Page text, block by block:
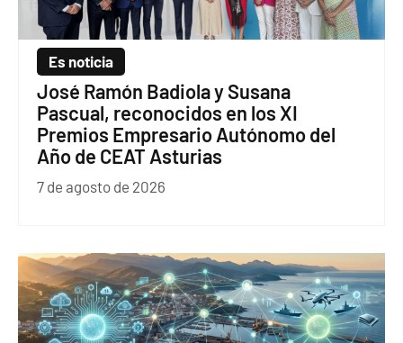
Es noticia
José Ramón Badiola y Susana
Pascual, reconocidos en los XI
Premios Empresario Autónomo del
Año de CEAT Asturias
7 de agosto de 2026